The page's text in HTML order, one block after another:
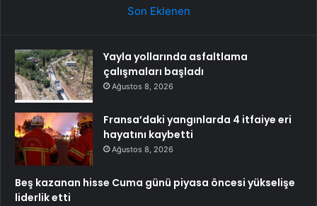
Son Eklenen
Yayla yollarında asfaltlama
çalışmaları başladı
Ağustos 8, 2026
Fransa’daki yangınlarda 4 itfaiye eri
hayatını kaybetti
Ağustos 8, 2026
Beş kazanan hisse Cuma günü piyasa öncesi yükselişe
liderlik etti